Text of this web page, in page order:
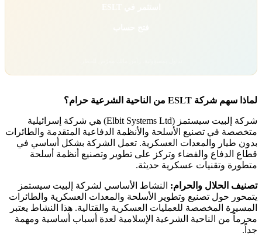
لماذا سهم شركة ESLT من الناحية الشرعية حرام؟
شركة إلبيت سيستمز (Elbit Systems Ltd) هي شركة إسرائيلية
متخصصة في تصنيع الأسلحة والأنظمة الدفاعية المتقدمة والطائرات
بدون طيار والمعدات العسكرية. تعمل الشركة بشكل أساسي في
قطاع الدفاع والفضاء وتركز على تطوير وتصنيع أنظمة أسلحة
متطورة وتقنيات عسكرية حديثة.
تصنيف الحلال والحرام:النشاط الأساسي لشركة إلبيت سيستمز
يتمحور حول تصنيع وتطوير الأسلحة والمعدات العسكرية والطائرات
المسيرة المخصصة للعمليات العسكرية والقتالية. هذا النشاط يعتبر
محرماً من الناحية الشرعية الإسلامية لعدة أسباب أساسية ومهمة
جداً.